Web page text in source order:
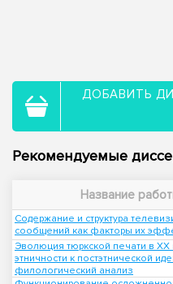
ДОБАВИТЬ
Рекомендуемые
Название
Содержание и структура
сообщений как факторы их
Эволюция тюркской печати в XX
этничности к постэтнической
филологический анализ